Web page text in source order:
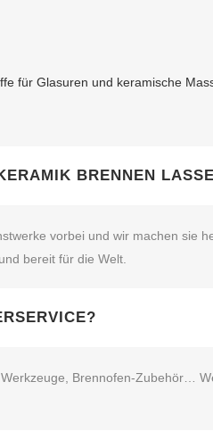
für Glasuren und keramische
BRENNEN
vorbei und wir machen sie
bereit für die Welt.
Brennofen‑Zubehör…